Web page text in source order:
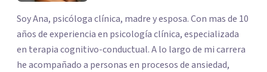
Soy Ana, psicóloga clínica, madre y esposa. Con mas de 10
años de experiencia en psicología clínica, especializada
en terapia cognitivo-conductual. A lo largo de mi carrera
he acompañado a personas en procesos de ansiedad,